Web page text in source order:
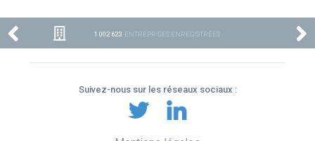
1 002 623 ENTREPRISES ENREGISTRÉES
Suivez-nous sur les réseaux sociaux :